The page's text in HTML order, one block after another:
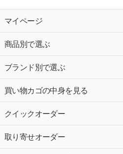
マイページ
商品別で選ぶ
ブランド別で選ぶ
買い物カゴの中身を見る
クイックオーダー
取り寄せオーダー